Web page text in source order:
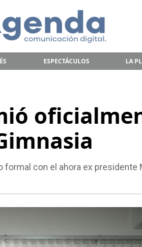
ESPECTÁCULOS LA
con el ahora ex presidente